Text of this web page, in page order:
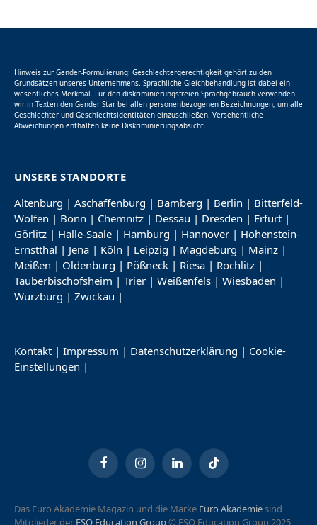
Hinweis zur Gender-Formulierung: Geschlechtergerechtigkeit gehört zu den
Grundsätzen unseres Unternehmens. Sprachliche Gleichbehandlung ist dabei ein
wesentliches Merkmal. Für den diskriminierungsfreien Sprachgebrauch verwenden
wir in Texten den Gender Star bei allen personenbezogenen Bezeichnungen, um alle
Geschlechter und Geschlechtsidentitäten einzuschließen. Versehentliche
Abweichungen enthalten keine Diskriminierungsabsicht.
UNSERE STANDORTE
Altenburg | Aschaffenburg | Bamberg | Berlin | Bitterfeld-
Wolfen | Bonn | Chemnitz | Dessau | Dresden | Erfurt |
Görlitz | Halle-Saale | Hamburg | Hannover | Hohenstein-
Ernstthal | Jena | Köln | Leipzig | Magdeburg | Mainz |
Meißen | Oldenburg | Pößneck | Riesa | Rochlitz |
Tauberbischofsheim | Trier | Weißenfels | Wiesbaden |
Würzburg | Zwickau |
Kontakt | Impressum | Datenschutzerklärung | Cookie-
Einstellungen |
FacebookInstagramLinkedInTikTok
Das Euro Akademie Magazin und die Marke Euro Akademiesind
Mitglieder der ESO Education Group© ESO Education Group 2025